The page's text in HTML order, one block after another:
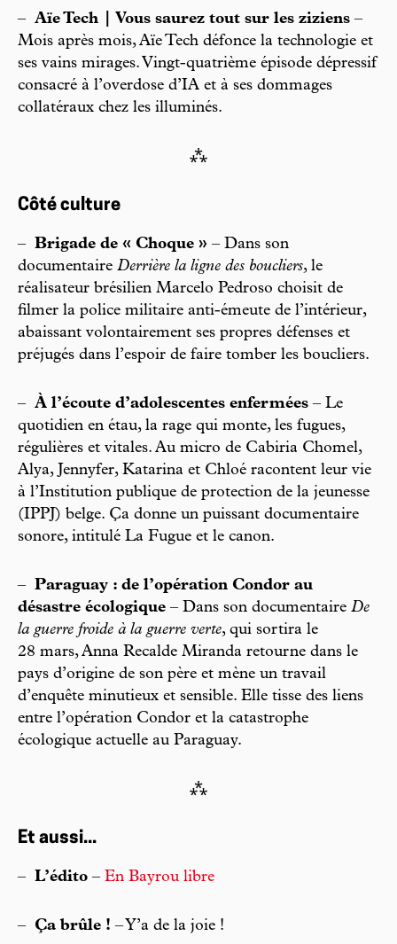
– Aïe Tech | Vous saurez tout sur les ziziens –
Mois après mois, Aïe Tech défonce la technologie et
ses vains mirages. Vingt-quatrième épisode dépressif
consacré à l’overdose d’IA et à ses dommages
collatéraux chez les illuminés.
⁂
Côté culture
– Brigade de « Choque » – Dans son
documentaire Derrière la ligne des boucliers, le
réalisateur brésilien Marcelo Pedroso choisit de
filmer la police militaire anti-émeute de l’intérieur,
abaissant volontairement ses propres défenses et
préjugés dans l’espoir de faire tomber les boucliers.
– À l’écoute d’adolescentes enfermées – Le
quotidien en étau, la rage qui monte, les fugues,
régulières et vitales. Au micro de Cabiria Chomel,
Alya, Jennyfer, Katarina et Chloé racontent leur vie
à l’Institution publique de protection de la jeunesse
(IPPJ) belge. Ça donne un puissant documentaire
sonore, intitulé La Fugue et le canon.
– Paraguay : de l’opération Condor au
désastre écologique – Dans son documentaire De
la guerre froide à la guerre verte, qui sortira le
28 mars, Anna Recalde Miranda retourne dans le
pays d’origine de son père et mène un travail
d’enquête minutieux et sensible. Elle tisse des liens
entre l’opération Condor et la catastrophe
écologique actuelle au Paraguay.
⁂
Et aussi...
– L’édito – En Bayrou libre
– Ça brûle ! – Y’a de la joie !